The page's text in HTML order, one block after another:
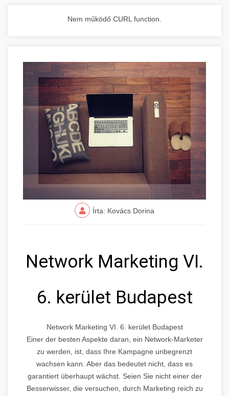
Nem működő CURL function.
Írta: Kovács Dorina
Network Marketing VI.
6. kerület Budapest
Network Marketing VI. 6. kerület Budapest
Einer der besten Aspekte daran, ein Network-Marketer
zu werden, ist, dass Ihre Kampagne unbegrenzt
wachsen kann. Aber das bedeutet nicht, dass es
garantiert überhaupt wächst. Seien Sie nicht einer der
Besserwisser, die versuchen, durch Marketing reich zu